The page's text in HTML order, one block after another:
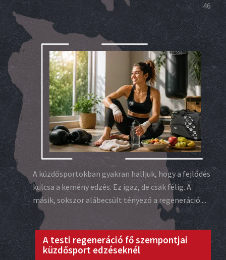
46
A küzdősportokban gyakran halljuk, hogy a fejlődés
kulcsa a kemény edzés. Ez igaz, de csak félig. A
másik, sokszor alábecsült tényező a regeneráció....
A testi regeneráció fő szempontjai
küzdősport edzéseknél